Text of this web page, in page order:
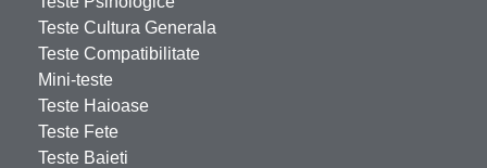
Teste Cultura Generala
Teste Compatibilitate
Mini-teste
Teste Haioase
Teste Fete
Teste Baieti